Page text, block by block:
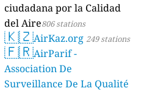
ciudadana por la Calidad
del Aire806 stations
🇰🇿AirKaz.org 249 stations
🇫🇷AirParif -
Association De
Surveillance De La Qualité